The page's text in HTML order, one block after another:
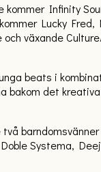
Infinity
Lucky
växande
beats i
bakom det
Systema,